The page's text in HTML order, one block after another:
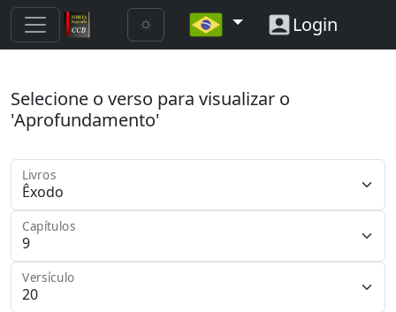
Login
Selecione o verso para visualizar o
'Aprofundamento'
Livros
Capítulos
Versículo